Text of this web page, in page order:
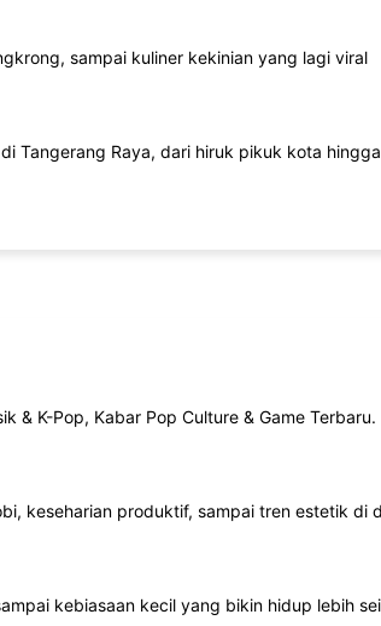
sampai kuliner kekinian yang lagi viral
Tangerang Raya, dari hiruk pikuk kota hingga
& K-Pop, Kabar Pop Culture & Game Terbaru.
keseharian produktif, sampai tren estetik di
kebiasaan kecil yang bikin hidup lebih